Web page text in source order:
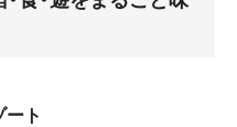
ート